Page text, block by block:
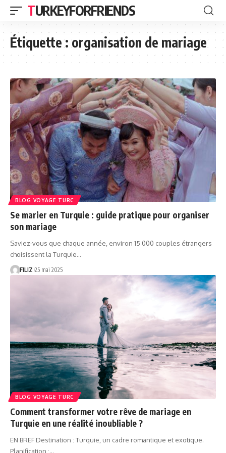
TURKEYFORFRIENDS
Étiquette :organisation de mariage
BLOG VOYAGE TURC
Se marier en Turquie : guide pratique pour organiser
son mariage
Saviez-vous que chaque année, environ 15 000 couples étrangers
choisissent la Turquie…
FILIZ 25 mai 2025
BLOG VOYAGE TURC
Comment transformer votre rêve de mariage en
Turquie en une réalité inoubliable ?
EN BREF Destination : Turquie, un cadre romantique et exotique.
Planification :…